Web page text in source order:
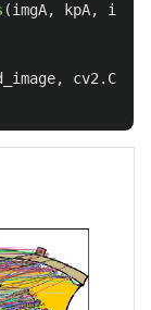
(imgA, kpA, imgB
, cv2 .